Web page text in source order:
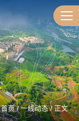
首页/一线动态/正文